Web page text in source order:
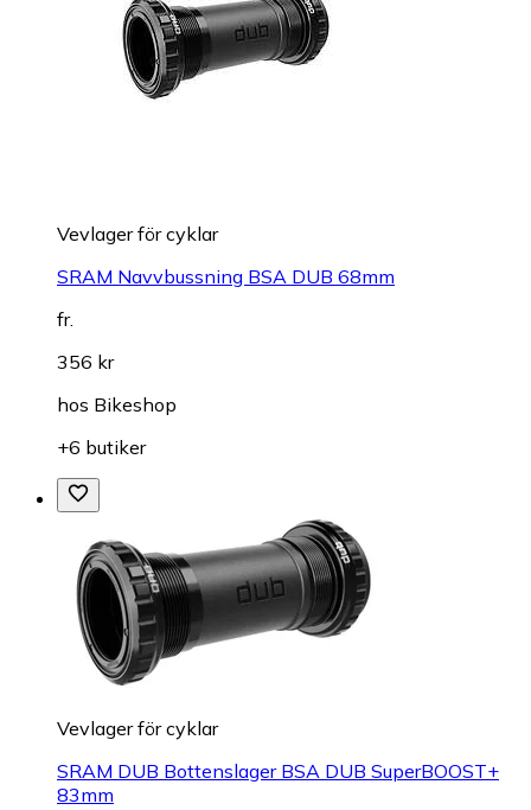
Vevlager för cyklar
SRAM Navvbussning BSA DUB 68mm
fr.
356 kr
hos Bikeshop
+6 butiker
Vevlager för cyklar
SRAM DUB Bottenslager BSA DUB SuperBOOST+
83mm